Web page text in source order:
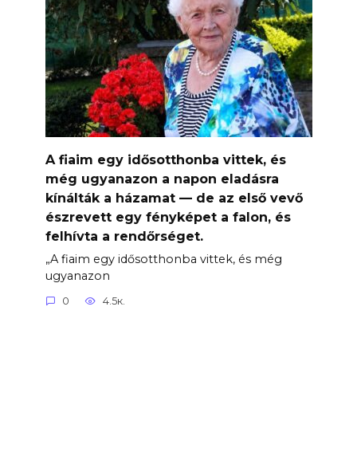
A fiaim egy idősotthonba vittek, és
még ugyanazon a napon eladásra
kínálták a házamat — de az első vevő
észrevett egy fényképet a falon, és
felhívta a rendőrséget.
„A fiaim egy idősotthonba vittek, és még
ugyanazon
0 4.5к.